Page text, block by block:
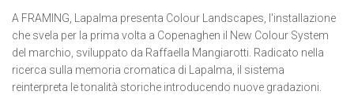
A FRAMING, Lapalma presenta Colour Landscapes, l'installazione
che svela per la prima volta a Copenaghen il New Colour System
del marchio, sviluppato da Raffaella Mangiarotti. Radicato nella
ricerca sulla memoria cromatica di Lapalma, il sistema
reinterpreta le tonalità storiche introducendo nuove gradazioni.